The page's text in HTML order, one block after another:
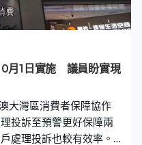
月1日實施 議員盼實現
大灣區消費者保障協作
投訴至預警更好保障兩
處理投訴也較有效率。